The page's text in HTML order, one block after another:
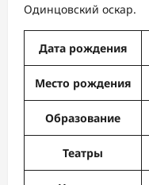
Одинцовский оскар.
Дата рождения
Место рождения
Образование
Театры